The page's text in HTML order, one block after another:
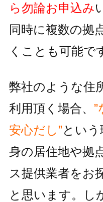
ら勿論お申込み
同時に複数の拠
くことも可能で
弊社のような住
利用頂く場合、
安心だし”という
身の居住地や拠
ス提供業者をお
と思います。し